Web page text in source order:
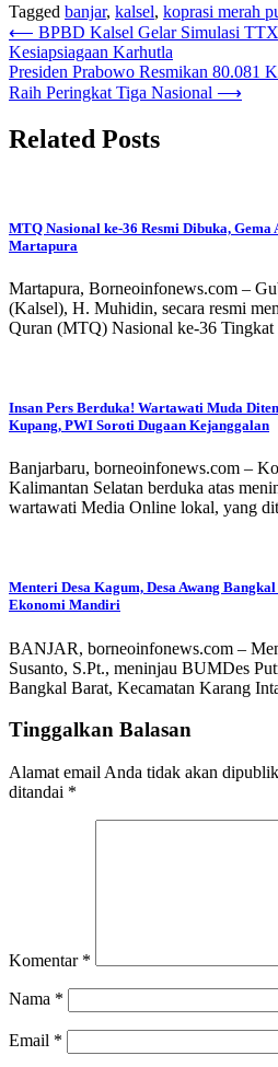
Tagged banjar, kalsel, koprasi merah
Navigasi
pos
⟵ BPBD Kalsel Gelar Simulasi
Kesiapsiagaan Karhutla
Presiden Prabowo Resmikan 80.081
Raih Peringkat Tiga Nasional ⟶
Related Posts
MTQ Nasional ke-36 Resmi Dibuka, Gema
Martapura
Martapura, Borneoinfonews.com –
(Kalsel), H. Muhidin, secara resmi
Quran (MTQ) Nasional ke-36
Insan Pers Berduka! Wartawati Muda
Kupang, PWI Soroti Dugaan Kejanggalan
Banjarbaru, borneoinfonews.com –
Kalimantan Selatan berduka atas
wartawati Media Online lokal, yang
Menteri Desa Kagum, Desa Awang
Ekonomi Mandiri
BANJAR, borneoinfonews.com –
Susanto, S.Pt., meninjau BUMDes
Bangkal Barat, Kecamatan Karang
Tinggalkan Balasan
Alamat email Anda tidak akan
ditandai *
Komentar *
Nama *
Email *